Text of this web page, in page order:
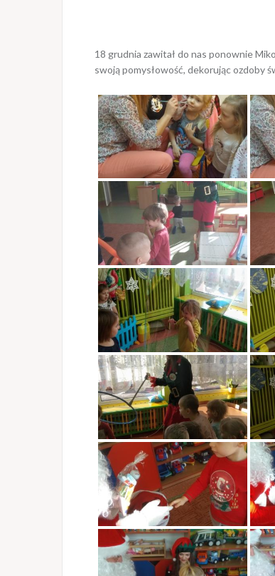
18 grudnia zawitał do nas ponownie
swoją pomysłowość, dekorując ozdoby